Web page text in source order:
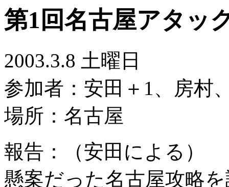
第1回名古屋アタッ
2003.3.8 土曜日
参加者：安田＋1、房村
場所：名古屋
報告：（安田による）
懸案だった名古屋攻略